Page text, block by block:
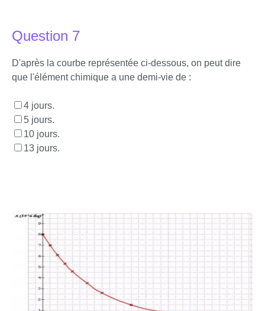
Question 7
D'après la courbe représentée ci-dessous, on peut dire
que l'élément chimique a une demi-vie de :
4 jours.
5 jours.
10 jours.
13 jours.